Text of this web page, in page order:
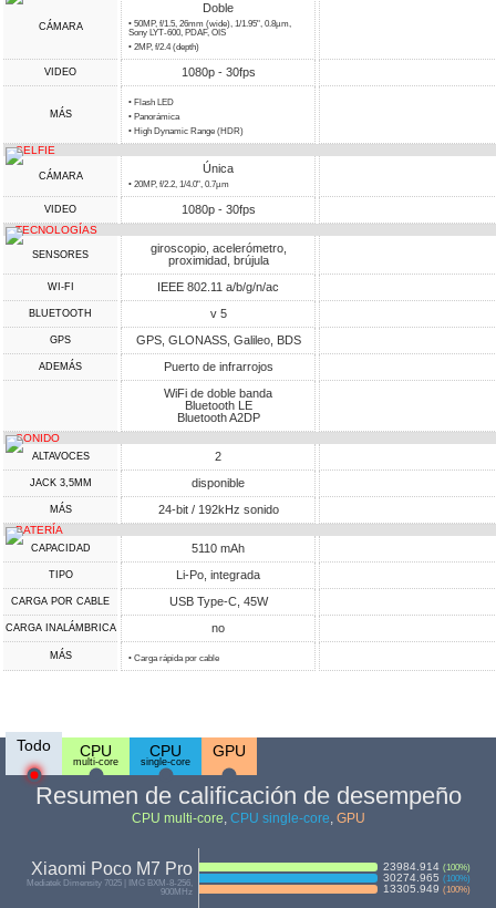
CÁMARA
Doble
• 50MP, f/1.5, 26mm (wide), 1/1.95", 0.8µm,
Sony LYT-600, PDAF, OIS
• 2MP, f/2.4 (depth)
VIDEO 1080p - 30fps
MÁS
• Flash LED
• Panorámica
• High Dynamic Range (HDR)
SELFIE
CÁMARA
Única
• 20MP, f/2.2, 1/4.0", 0.7µm
VIDEO 1080p - 30fps
TECNOLOGÍAS
SENSORES
giroscopio, acelerómetro,
proximidad, brújula
WI-FI IEEE 802.11 a/b/g/n/ac
BLUETOOTH v 5
GPS GPS, GLONASS, Galileo, BDS
ADEMÁS
Puerto de infrarrojos
WiFi de doble banda
Bluetooth LE
Bluetooth A2DP
SONIDO
ALTAVOCES 2
JACK 3,5MM disponible
MÁS 24-bit / 192kHz sonido
BATERÍA
CAPACIDAD 5110 mAh
TIPO Li-Po, integrada
CARGA POR CABLE USB Type-C, 45W
CARGA INALÁMBRICA no
MÁS • Carga rápida por cable
Todo CPU
multi-core
CPU
single-core
GPU
Resumen de calificación de desempeño
CPU multi-core, CPU single-core, GPU
Xiaomi Poco M7 Pro
Mediatek Dimensity 7025 | IMG BXM-8-256,
900MHz
23984.914 (100%)
30274.965 (100%)
13305.949 (100%)